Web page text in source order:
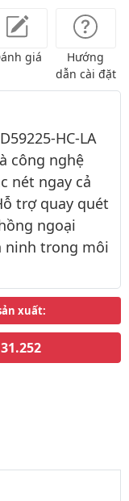
giá
Hướng
dẫn cài đặt
HC-LA
công nghệ
nét ngay cả
trợ quay quét
ngoại
ninh trong môi
xuất: